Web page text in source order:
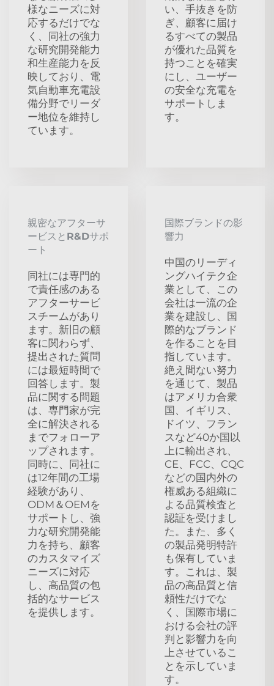
様なニーズに対
応するだけでな
く、同社の強力
な研究開発能力
和生産能力を反
映しており、電
気自動車充電設
備分野でリーダ
ー地位を維持し
ています。
い、手抜きを防
ぎ、顧客に届け
るすべての製品
が優れた品質を
持つことを確実
にし、ユーザー
の安全な充電を
サポートしま
す。
親密なアフターサ
ービスとR&Dサポ
ート
同社には専門的
で責任感のある
アフターサービ
スチームがあり
ます。新旧の顧
客に関わらず、
提出された質問
には最短時間で
回答します。製
品に関する問題
は、専門家が完
全に解決される
までフォローア
ップされます。
同時に、同社に
は12年間の工場
経験があり、
ODM＆OEMを
サポートし、強
力な研究開発能
力を持ち、顧客
のカスタマイズ
ニーズに対応
し、高品質の包
括的なサービス
を提供します。
国際ブランドの影
響力
中国のリーディ
ングハイテク企
業として、この
会社は一流の企
業を建設し、国
際的なブランド
を作ることを目
指しています。
絶え間ない努力
を通じて、製品
はアメリカ合衆
国、イギリス、
ドイツ、フラン
スなど40か国以
上に輸出され、
CE、FCC、CQC
などの国内外の
権威ある組織に
よる品質検査と
認証を受けまし
た。また、多く
の製品発明特許
も保有していま
す。これは、製
品の高品質と信
頼性だけでな
く、国際市場に
おける会社の評
判と影響力を向
上させているこ
とを示していま
す。